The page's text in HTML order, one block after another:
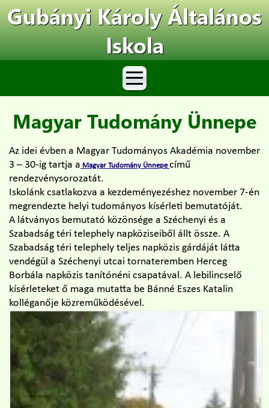
Gubányi Károly Általános
Iskola
Magyar Tudomány Ünnepe
Az idei évben a Magyar Tudományos Akadémia november
3 – 30-ig tartja a Magyar Tudomány Ünnepe című
rendezvénysorozatát.
Iskolánk csatlakozva a kezdeményezéshez november 7-én
megrendezte helyi tudományos kísérleti bemutatóját.
A látványos bemutató közönsége a Széchenyi és a
Szabadság téri telephely napköziseiből állt össze. A
Szabadság téri telephely teljes napközis gárdáját látta
vendégül a Széchenyi utcai tornateremben Herceg
Borbála napközis tanítónéni csapatával. A lebilincselő
kísérleteket ő maga mutatta be Bánné Eszes Katalin
kolléganője közreműködésével.